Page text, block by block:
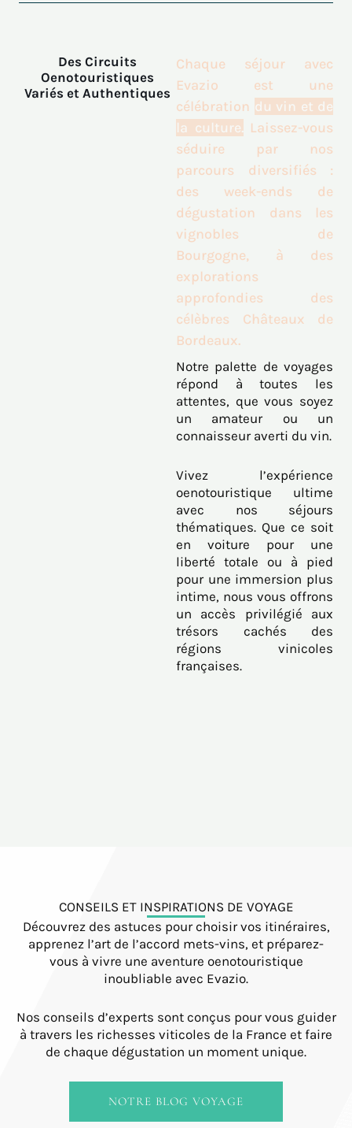
Des Circuits
Oenotouristiques
Variés et Authentiques
Chaque séjour avec
Evazio est une
célébration du vin et de
la culture.Laissez-vous
séduire par nos
parcours diversifiés :
des week-ends de
dégustation dans les
vignobles de
Bourgogne, à des
explorations
approfondies des
célèbres Châteaux de
Bordeaux.
Notre palette de voyages
répond à toutes les
attentes, que vous soyez
un amateur ou un
connaisseur averti du vin.
Vivez l’expérience
oenotouristique ultime
avec nos séjours
thématiques. Que ce soit
en voiture pour une
liberté totale ou à pied
pour une immersion plus
intime, nous vous offrons
un accès privilégié aux
trésors cachés des
régions vinicoles
françaises.
CONSEILS ET INSPIRATIONS DE VOYAGE
Découvrez des astuces pour choisir vos itinéraires,
apprenez l’art de l’accord mets-vins, et préparez-
vous à vivre une aventure oenotouristique
inoubliable avec Evazio.
Nos conseils d’experts sont conçus pour vous guider
à travers les richesses viticoles de la France et faire
de chaque dégustation un moment unique.
NOTRE BLOG VOYAGE